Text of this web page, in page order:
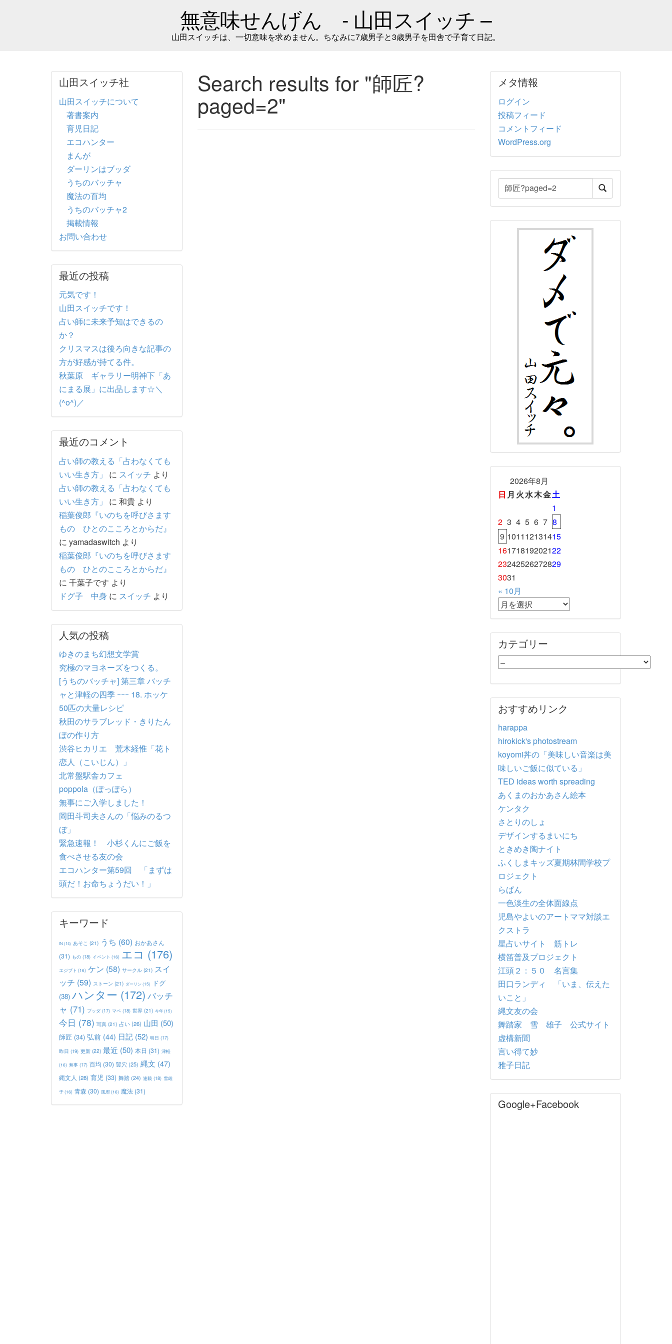
無意味せんげん - 山田スイッチ –
山田スイッチは、一切意味を求めません。ちなみに7歳男子と3歳男子を田舎で子育て日記。
Search results for "師匠?
paged=2"
山田スイッチ社
山田スイッチについて
著書案内
育児日記
エコハンター
まんが
ダーリンはブッダ
うちのバッチャ
魔法の百均
うちのバッチャ2
掲載情報
お問い合わせ
最近の投稿
元気です！
山田スイッチです！
占い師に未来予知はできるの
か？
クリスマスは後ろ向きな記事の
方が好感が持てる件。
秋葉原 ギャラリー明神下「あ
にまる展」に出品します☆＼
(^o^)／
最近のコメント
占い師の教える「占わなくても
いい生き方」
に スイッチ より
占い師の教える「占わなくても
いい生き方」
に 和貴 より
稲葉俊郎『いのちを呼びさます
もの ひとのこころとからだ』
に yamadaswitch より
稲葉俊郎『いのちを呼びさます
もの ひとのこころとからだ』
に 千葉子です より
ドグ子 中身 に スイッチ より
人気の投稿
ゆきのまち幻想文学賞
究極のマヨネーズをつくる。
[うちのバッチャ] 第三章 バッチ
ャと津軽の四季 ｰｰｰ 18. ホッケ
50匹の大量レシピ
秋田のサラブレッド・きりたん
ぽの作り方
渋谷ヒカリエ 荒木経惟「花ト
恋人（こいじん）」
北常盤駅舎カフェ
poppola（ぽっぽら）
無事にご入学しました！
岡田斗司夫さんの「悩みのるつ
ぼ」
緊急速報！ 小杉くんにご飯を
食べさせる友の会
エコハンター第59回 「まずは
頭だ！お命ちょうだい！」
キーワード
IN(14) あそこ (21) うち (60) おかあさん
(31) もの (18) イベント (16) エコ (176)
エジプト (16) ケン (58) サークル (21) スイ
ッチ (59) ストーン (21) ダーリン(15)
ドグ
(38) ハンター (172) バッチ
ャ (71) ブッダ (17) マペ (18) 世界 (21) 今年(15)
今日 (78) 写真 (21) 占い(26) 山田 (50)
師匠 (34) 弘前 (44) 日記 (52) 明日 (17)
昨日 (19) 更新 (22) 最近 (50) 本日 (31) 津軽
(16) 無事 (17) 百均 (30) 竪穴 (25) 縄文 (47)
縄文人 (28) 育児 (33) 舞踏 (24) 連載 (18) 雪雄
子(16) 青森 (30) 風邪(16) 魔法 (31)
メタ情報
ログイン
投稿フィード
コメントフィード
WordPress.org
2026年8月
日 月 火水木金土
1
2 3 4 5 6 7 8
9 101112131415
16171819202122
23242526272829
3031
« 10月
カテゴリー
おすすめリンク
harappa
hirokick's photostream
koyomi丼の「美味しい音楽は美
味しいご飯に似ている」
TED ideas worth spreading
あくまのおかあさん絵本
ケンタク
さとりのしょ
デザインするまいにち
ときめき陶ナイト
ふくしまキッズ夏期林間学校プ
ロジェクト
らぱん
一色淡生の全体面線点
児島やよいのアートママ対談エ
クストラ
星占いサイト 筋トレ
横笛普及プロジェクト
江頭２：５０ 名言集
田口ランディ 「いま、伝えた
いこと」
縄文友の会
舞踏家 雪 雄子 公式サイト
虚構新聞
言い得て妙
雅子日記
Google+Facebook